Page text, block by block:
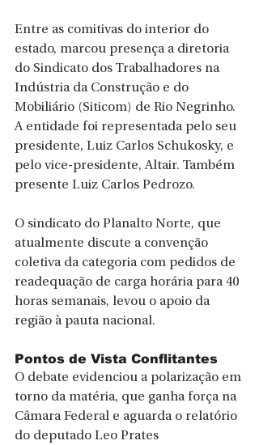
Entre as comitivas do interior do
estado, marcou presença a diretoria
do Sindicato dos Trabalhadores na
Indústria da Construção e do
Mobiliário (Siticom) de Rio Negrinho.
A entidade foi representada pelo seu
presidente, Luiz Carlos Schukosky, e
pelo vice-presidente, Altair. Também
presente Luiz Carlos Pedrozo.
O sindicato do Planalto Norte, que
atualmente discute a convenção
coletiva da categoria com pedidos de
readequação de carga horária para 40
horas semanais, levou o apoio da
região à pauta nacional.
Pontos de Vista Conflitantes
O debate evidenciou a polarização em
torno da matéria, que ganha força na
Câmara Federal e aguarda o relatório
do deputado Leo Prates